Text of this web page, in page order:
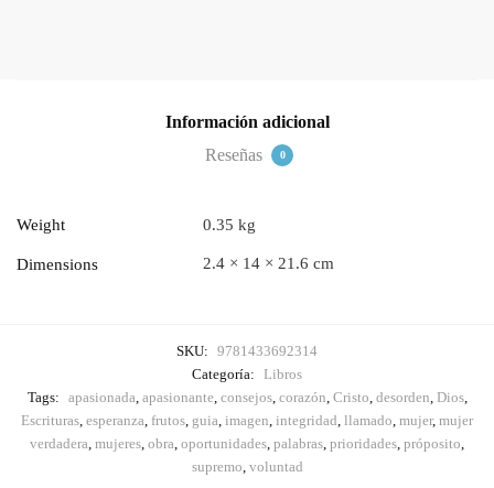
González
de
Información adicional
Reseñas
0
Weight 0.35 kg
Dimensions 2.4 × 14 × 21.6 cm
SKU: 9781433692314
Categoría: Libros
Tags: apasionada apasionante consejos, corazón Cristo desorden Dios,
Escrituras esperanza frutos guia imagen integridad llamado mujer, mujer
verdadera mujeres obra oportunidades palabras prioridades próposito
supremo voluntad